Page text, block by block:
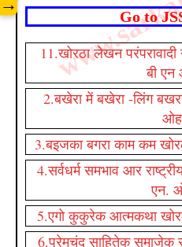
Go to
11.खोरठा लेखन परंपरावादी
बी एन
2.बखेरा में बखेरा -लिंग
3.बइजका बगरा काम कम
4.सर्वधर्म समभाव आर
एन.
5.एगो कुकुरेक आत्मकथा
6.परेमचंद साहितेक समाजेक
→